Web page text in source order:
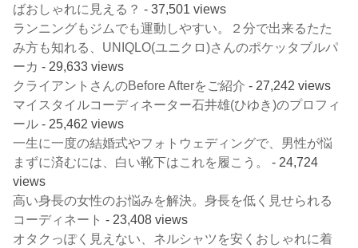
ばおしゃれに見える？ - 37,501 views
ランニングもジムでも運動しやすい。２分で出来るたた
み方も知れる、UNIQLO(ユニクロ)さんのポケッタブルパ
ーカ - 29,633 views
クライアントさんのBefore Afterをご紹介 - 27,242 views
マイスタイルコーディネーター石井雄(ひゆき)のプロフィ
ール - 25,462 views
一生に一度の結婚式やフォトウェディングで、男性が悩
まずに済むには、白い靴下はこれを履こう。
- 24,724
views
高い身長の女性のお悩みを解決。身長を低く見せられる
コーディネート - 23,408 views
オタクっぽく見えない、ネルシャツを安くおしゃれに着